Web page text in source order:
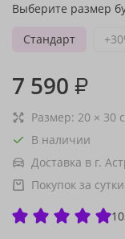
Выберите размер
Стандарт
7 590 ₽
Размер: 20 × 30
В наличии
Доставка в г.
Покупок за